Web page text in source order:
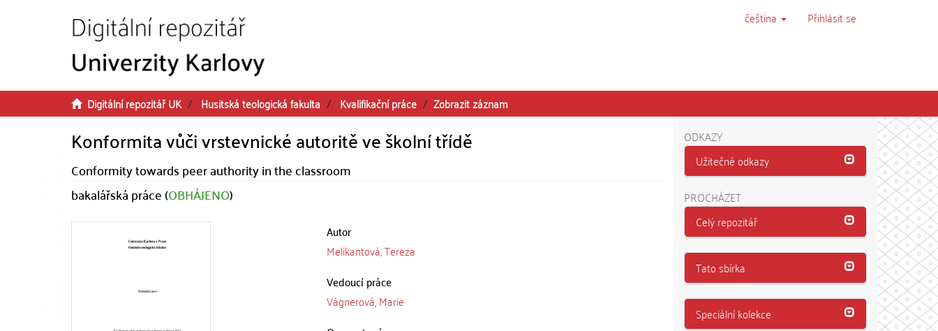
čeština Přihlásit se
Digitální repozitář UK Husitská teologická fakulta Kvalifikační práce Zobrazit záznam
Konformita vůči vrstevnické autoritě ve školní třídě
Conformity towards peer authority in the classroom
bakalářská práce (OBHÁJENO)
Autor
Melikantová, Tereza
Vedoucí práce
Vágnerová, Marie
ODKAZY
Užitečné odkazy
PROCHÁZET
Celý repozitář
Tato sbírka
Speciální kolekce